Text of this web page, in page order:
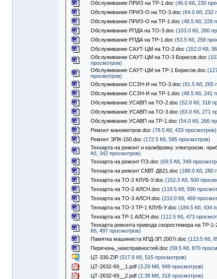
Обслуживание ПРИЗ на ТР-1.doc (46.0 Кб, 230
Обслуживание ПРИЗ-О на ТО-3.doc (64.0 Кб, 232
Обслуживание ПРИЗ-О на ТР-1.doc (48.5 Кб, 228
Обслуживание РПДА на ТО-3.doc (103.0 Кб, 260
Обслуживание РПДА на ТР-1.doc (53.5 Кб, 258
Обслуживание САУТ-ЦМ на ТО-2.doc (152.0 Кб,
Обслуживание САУТ-ЦМ на ТО-3 Борисов.doc
просмотров)
Обслуживание САУТ-ЦМ на ТР-1 Борисов.doc
просмотров)
Обслуживание ССЗН-И на ТО-3.doc (91.5 Кб, 265
Обслуживание ССЗН-И на ТР-1.doc (48.5 Кб, 241
Обслуживание УСАВП на ТО-2.doc (52.0 Кб, 318
Обслуживание УСАВП на ТО-3.doc (83.0 Кб, 271
Обслуживание УСАВП на ТР-1.doc (54.0 Кб, 266
Ремонт манометров.doc (78.5 Кб, 433 просмотров)
Ремонт ЭПК-150.doc (172.5 Кб, 585 просмотров)
Техкарта на ремонт и калибровку электроизм.
Кб, 342 просмотров)
Техкарта на ремонт ПЭ.doc (69.5 Кб, 349
Техкарта на ремонт СКВТ-Д621.doc (188.0 Кб, 280
Техкарта на ТО-2 КЛУБ-У.doc (152.5 Кб, 500
Техкарта на ТО-2 АЛСН.doc (119.5 Кб, 590
Техкарта на ТО-3 АЛСН.doc (210.0 Кб, 469
Техкарта на ТО-3 ТР-1 КЛУБ-У.doc (184.5 Кб, 434
Техкарта на ТР-1 АЛСН.doc (112.5 Кб, 473
Техкарта ремонта привода скоростемера на ТР-
Кб, 497 просмотров)
Памятка машиниста КПД-3П 2007г.doc (113.5 Кб,
Перечень_неисправностей.doc (59.5 Кб, 870
ЦТ-330.ZIP (517.8 Кб, 515 просмотров)
ЦТ-2632-69__1.pdf (3.29 Мб, 949 просмотров)
ЦТ-2632-69__2.pdf (2.38 Мб, 318 просмотров)